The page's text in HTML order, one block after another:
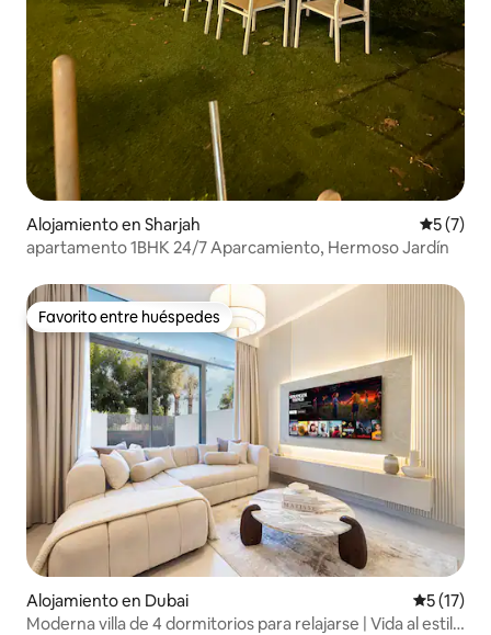
Alojamiento en Sharjah
5 (7)
apartamento 1BHK 24/7 Aparcamiento, Hermoso Jardín
Favorito entre huéspedes
Favorito entre huéspedes
Alojamiento en Dubai
5 (17)
Moderna villa de 4 dormitorios para relajarse | Vida al estilo